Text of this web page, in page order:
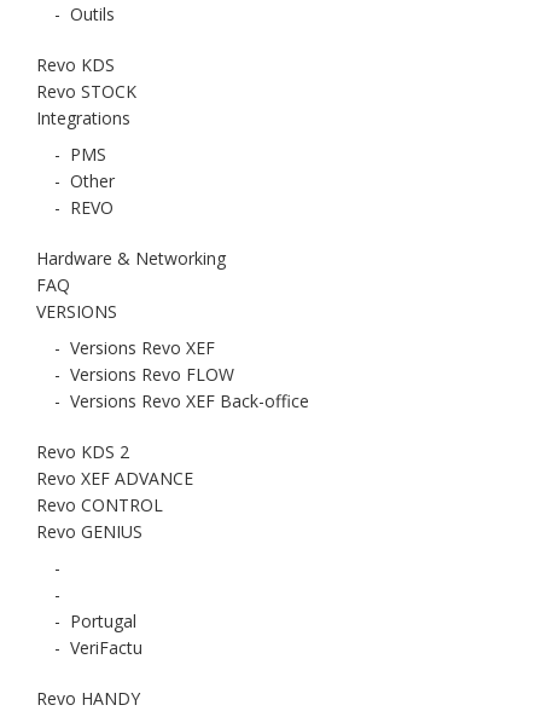
- Outils
Revo KDS
Revo STOCK
Integrations
- PMS
- Other
- REVO
Hardware & Networking
FAQ
VERSIONS
- Versions Revo XEF
- Versions Revo FLOW
- Versions Revo XEF Back-office
Revo KDS 2
Revo XEF ADVANCE
Revo CONTROL
Revo GENIUS
-
-
- Portugal
- VeriFactu
Revo HANDY